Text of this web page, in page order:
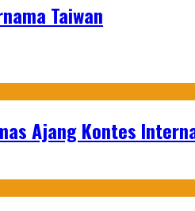
Taiwan
Ajang Kontes